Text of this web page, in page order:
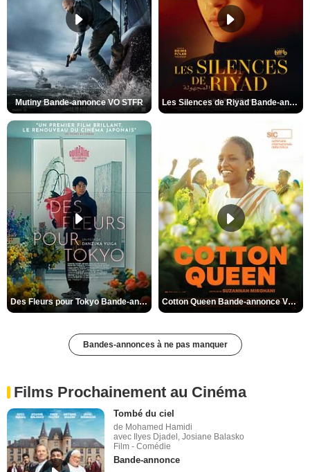
Mutiny Bande-annonce VO STFR Les Silences de Riyad Bande-annonce VO STFR
Des Fleurs pour Tokyo Bande-annonce VO STFR Cotton Queen Bande-annonce VO STFR
Bandes-annonces à ne pas manquer
Films Prochainement au Cinéma
Tombé du ciel
de Mohamed Hamidi
avec Ilyes Djadel, Josiane Balasko
Film - Comédie
Bande-annonce